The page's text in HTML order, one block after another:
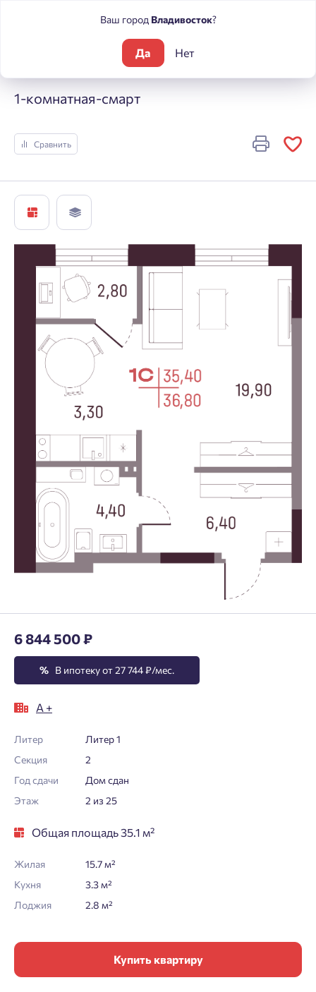
А +
1-комнатная-смарт
Сравнить
6 844 500 ₽
% В ипотеку от 27 744 ₽/мес.
А +
Литер
Литер 1
Секция
2
Год сдачи
Дом сдан
Этаж
2 из 25
Общая площадь 35.1 м²
Жилая
15.7 м²
Кухня
3.3 м²
Лоджия
2.8 м²
Купить квартиру
Ваш город Владивосток?
Да Нет